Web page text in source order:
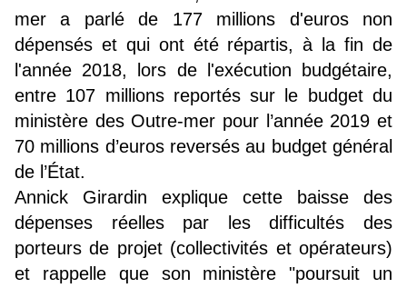
mer a parlé de 177 millions d'euros non
dépensés et qui ont été répartis, à la fin de
l'année 2018, lors de l'exécution budgétaire,
entre 107 millions reportés sur le budget du
ministère des Outre-mer pour l’année 2019 et
70 millions d’euros reversés au budget général
de l’État.
Annick Girardin explique cette baisse des
dépenses réelles par les difficultés des
porteurs de projet (collectivités et opérateurs)
et rappelle que son ministère "poursuit un